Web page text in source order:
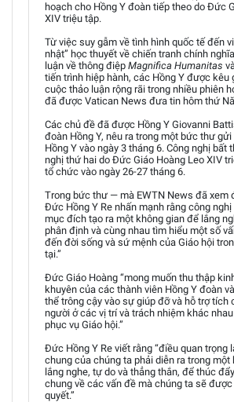
hoạch cho Hồng Y đoàn tiếp theo do Đức
XIV triệu tập.
Từ việc suy gẫm về tình hình quốc tế đến
nhật” học thuyết về chiến tranh chính
luận về thông điệp Magnifica Humanitas
tiến trình hiệp hành, các Hồng Y được kêu
cuộc thảo luận rộng rãi trong nhiều phiên
đã được Vatican News đưa tin hôm thứ
Các chủ đề đã được Hồng Y Giovanni
đoàn Hồng Y, nêu ra trong một bức thư
Hồng Y vào ngày 3 tháng 6. Công nghị bất
nghị thứ hai do Đức Giáo Hoàng Leo XIV
tổ chức vào ngày 26-27 tháng 6.
Trong bức thư — mà EWTN News đã xem
Đức Hồng Y Re nhấn mạnh rằng công nghị
mục đích tạo ra một không gian để lắng
phân định và cùng nhau tìm hiểu một số
đến đời sống và sứ mệnh của Giáo hội
tại.”
Đức Giáo Hoàng “mong muốn thu thập
khuyên của các thành viên Hồng Y đoàn
thể trông cậy vào sự giúp đỡ và hỗ trợ tích
người ở các vị trí và trách nhiệm khác
phục vụ Giáo hội.”
Đức Hồng Y Re viết rằng “điều quan trọng
chung của chúng ta phải diễn ra trong một
lắng nghe, tự do và thẳng thắn, để thúc
chung về các vấn đề mà chúng ta sẽ
quyết.”